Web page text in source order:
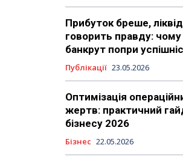
Прибуток бреше,
говорить правду: чому
банкрут попри
Публікації 23.05.2026
Оптимізація
жертв: практичний
бізнесу 2026
Бізнес 22.05.2026